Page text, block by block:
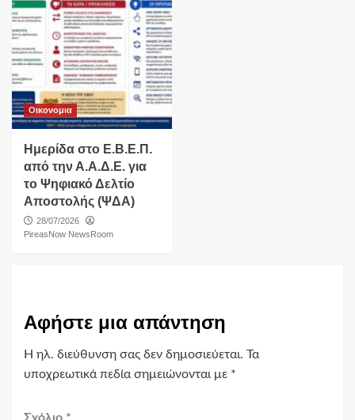
Οικονομια
Ημερίδα στο Ε.Β.Ε.Π.
από την Α.Α.Δ.Ε. για
το Ψηφιακό Δελτίο
Αποστολής (ΨΔΑ)
28/07/2026
PireasNow NewsRoom
Αφήστε μια απάντηση
Η ηλ. διεύθυνση σας δεν δημοσιεύεται. Τα
υποχρεωτικά πεδία σημειώνονται με *